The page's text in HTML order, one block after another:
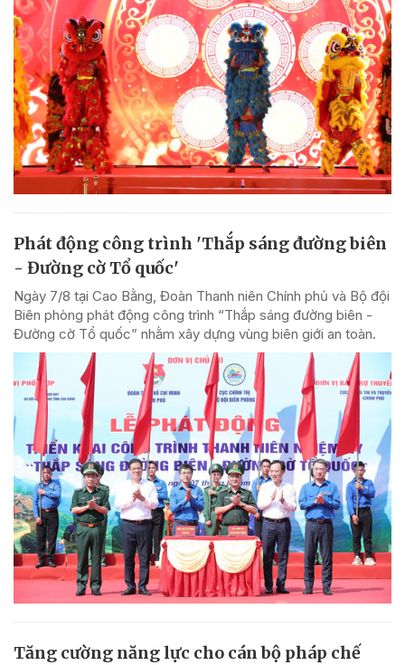
Phát động công trình 'Thắp sáng đường biên
- Đường cờ Tổ quốc'
Ngày 7/8 tại Cao Bằng, Đoàn Thanh niên Chính phủ và Bộ đội
Biên phòng phát động công trình “Thắp sáng đường biên -
Đường cờ Tổ quốc” nhằm xây dựng vùng biên giới an toàn.
Tăng cường năng lực cho cán bộ pháp chế